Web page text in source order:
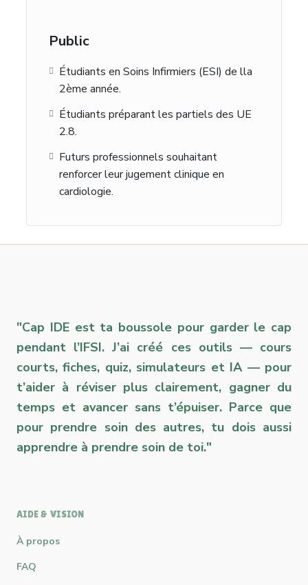
Public
Étudiants en Soins Infirmiers (ESI) de lla
2ème année.
Étudiants préparant les partiels des UE
2.8.
Futurs professionnels souhaitant
renforcer leur jugement clinique en
cardiologie.
"Cap IDE est ta boussole pour garder le cap
pendant l’IFSI. J’ai créé ces outils — cours
courts, fiches, quiz, simulateurs et IA — pour
t’aider à réviser plus clairement, gagner du
temps et avancer sans t’épuiser. Parce que
pour prendre soin des autres, tu dois aussi
apprendre à prendre soin de toi."
AIDE & VISION
À propos
FAQ